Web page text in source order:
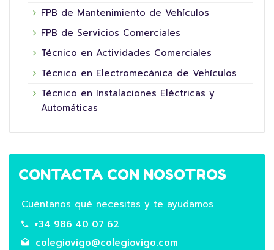
FPB de Mantenimiento de Vehículos
FPB de Servicios Comerciales
Técnico en Actividades Comerciales
Técnico en Electromecánica de Vehículos
Técnico en Instalaciones Eléctricas y
Automáticas
CONTACTA CON NOSOTROS
Cuéntanos qué necesitas y te ayudamos
+34 986 40 07 62
colegiovigo@colegiovigo.com